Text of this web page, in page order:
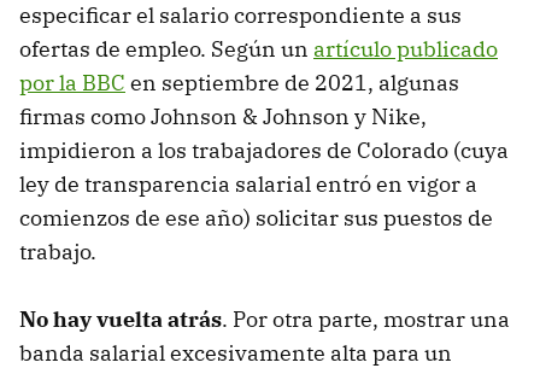
especificar el salario correspondiente a sus
ofertas de empleo. Según un artículo publicado
por la BBC en septiembre de 2021, algunas
firmas como Johnson & Johnson y Nike,
impidieron a los trabajadores de Colorado (cuya
ley de transparencia salarial entró en vigor a
comienzos de ese año) solicitar sus puestos de
trabajo.
No hay vuelta atrás. Por otra parte, mostrar una
banda salarial excesivamente alta para un